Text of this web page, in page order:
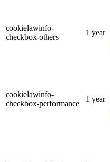
cookielawinfo-
checkbox-others
1 year
cookielawinfo-
checkbox-performance
1 year